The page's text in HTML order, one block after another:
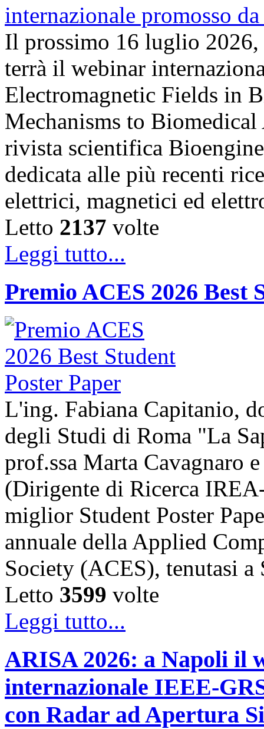
Il prossimo 16 luglio
terrà il webinar
Electromagnetic Fields in
Mechanisms to
rivista scientifica
dedicata alle più recenti
elettrici, magnetici ed
Letto 2137 volte
Leggi tutto...
Premio ACES 2026 Best
L'ing. Fabiana Capitanio,
degli Studi di Roma "La
prof.ssa Marta Cavagnaro
(Dirigente di Ricerca
miglior Student Poster
annuale della Applied
Society (ACES), tenutasi
Letto 3599 volte
Leggi tutto...
ARISA 2026: a Napoli il
internazionale IEEE-
con Radar ad Apertura